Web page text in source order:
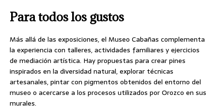
Para todos los gustos
Más allá de las exposiciones, el Museo Cabañas complementa
la experiencia con talleres, actividades familiares y ejercicios
de mediación artística. Hay propuestas para crear pines
inspirados en la diversidad natural, explorar técnicas
artesanales, pintar con pigmentos obtenidos del entorno del
museo o acercarse a los procesos utilizados por Orozco en sus
murales.